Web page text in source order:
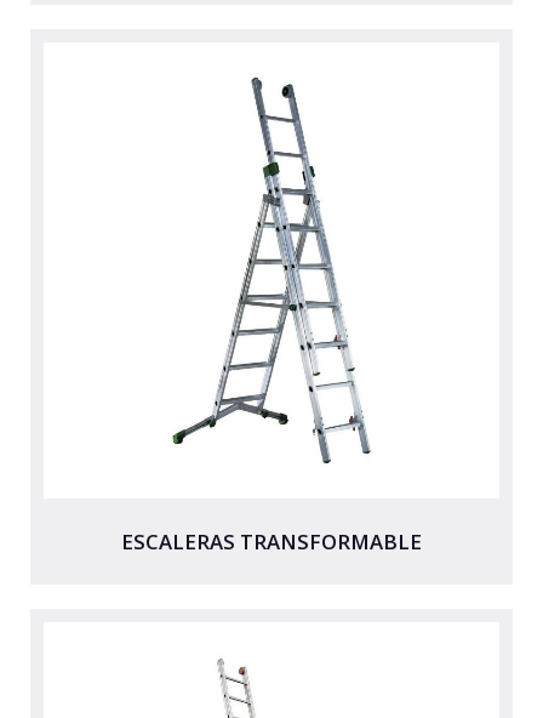
ESCALERAS TRANSFORMABLE